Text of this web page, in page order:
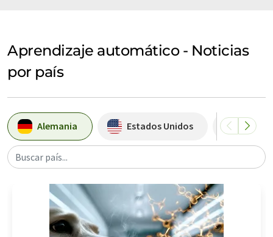
Aprendizaje automático - Noticias
por país
Alemania Estados Unidos Suiza
Buscar país...